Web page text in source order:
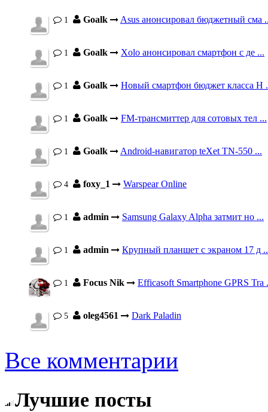
1 Goalk Asus анонсировал бюджетный сма
1 Goalk Xolo анонсировал смартфон с де ...
1 Goalk Новый смартфон бюджет класса H
1 Goalk FM-трансмиттер для сотовых тел ...
1 Goalk Android-навигатор teXet TN-550 ...
4 foxy_1 Warspear Online
1 admin Samsung Galaxy Alpha затмит но ...
1 admin Крупный планшет с экраном 17 д
1 Focus Nik Efficasoft Smartphone GPRS Tra
5 oleg4561 Dark Paladin
Все комментарии
Лучшие посты